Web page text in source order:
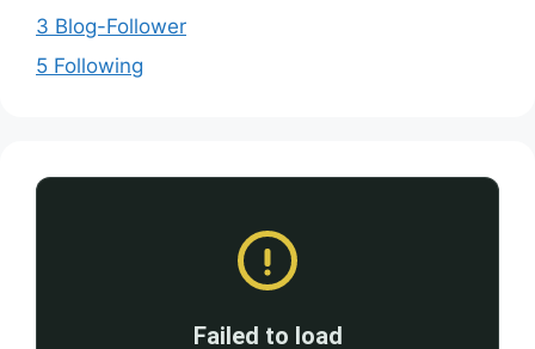
3 Blog-Follower
5 Following